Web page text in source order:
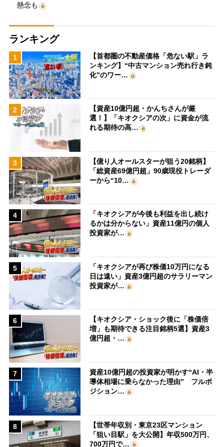
懸念も
ランキング
1
【首都圏の不動産価格「危ない駅」ラ
ンキング】“中古マンション売れ行き鈍
化”のワー…
2
【資産10億円超・かんちさんが厳
選！】「キオクシアの次」に資金が流
れる期待の高…
3
【億り人オールスターが狙う20銘柄】
「総資産69億円超」90歳現役トレーダ
ーから“10…
4
「キオクシアが今後も利益を出し続け
るかは分からない」資産11億円の個人
投資家が…
5
「キオクシアが再び株価10万円になる
日は遠い」資産3億円超のサラリーマン
投資家が…
6
【キオクシア・ショック後に「株価倍
増」も期待できる注目銘柄5選】資産3
億円超・…
7
資産10億円超の投資家が明かす“AI・半
導体相場に乗らなかった理由” フルポ
ジション…
8
【世帯年収別・東京23区マンション
「狙い目駅」を大公開】年収500万円、
700万円で…